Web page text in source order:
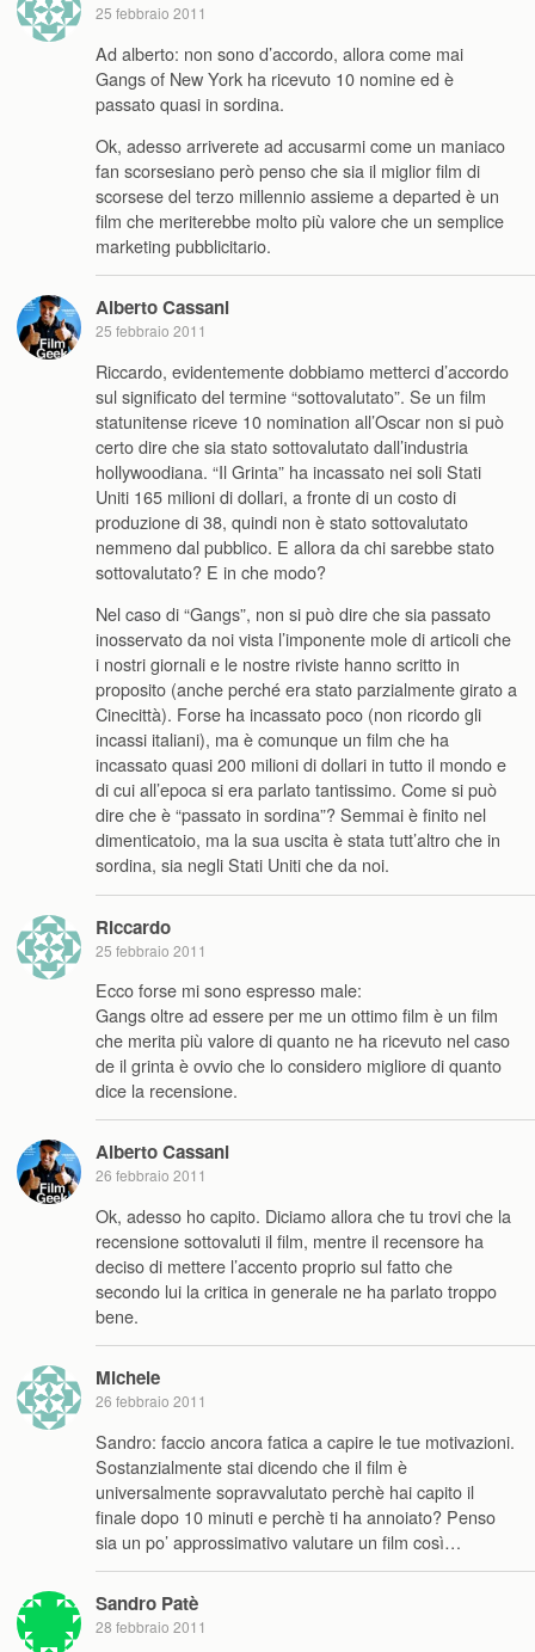
25 febbraio 2011
Ad alberto: non sono d’accordo, allora come mai
Gangs of New York ha ricevuto 10 nomine ed è
passato quasi in sordina.
Ok, adesso arriverete ad accusarmi come un maniaco
fan scorsesiano però penso che sia il miglior film di
scorsese del terzo millennio assieme a departed è un
film che meriterebbe molto più valore che un semplice
marketing pubblicitario.
Alberto Cassani
25 febbraio 2011
Riccardo, evidentemente dobbiamo metterci d’accordo
sul significato del termine “sottovalutato”. Se un film
statunitense riceve 10 nomination all’Oscar non si può
certo dire che sia stato sottovalutato dall’industria
hollywoodiana. “Il Grinta” ha incassato nei soli Stati
Uniti 165 milioni di dollari, a fronte di un costo di
produzione di 38, quindi non è stato sottovalutato
nemmeno dal pubblico. E allora da chi sarebbe stato
sottovalutato? E in che modo?
Nel caso di “Gangs”, non si può dire che sia passato
inosservato da noi vista l’imponente mole di articoli che
i nostri giornali e le nostre riviste hanno scritto in
proposito (anche perché era stato parzialmente girato a
Cinecittà). Forse ha incassato poco (non ricordo gli
incassi italiani), ma è comunque un film che ha
incassato quasi 200 milioni di dollari in tutto il mondo e
di cui all’epoca si era parlato tantissimo. Come si può
dire che è “passato in sordina”? Semmai è finito nel
dimenticatoio, ma la sua uscita è stata tutt’altro che in
sordina, sia negli Stati Uniti che da noi.
Riccardo
25 febbraio 2011
Ecco forse mi sono espresso male:
Gangs oltre ad essere per me un ottimo film è un film
che merita più valore di quanto ne ha ricevuto nel caso
de il grinta è ovvio che lo considero migliore di quanto
dice la recensione.
Alberto Cassani
26 febbraio 2011
Ok, adesso ho capito. Diciamo allora che tu trovi che la
recensione sottovaluti il film, mentre il recensore ha
deciso di mettere l’accento proprio sul fatto che
secondo lui la critica in generale ne ha parlato troppo
bene.
Michele
26 febbraio 2011
Sandro: faccio ancora fatica a capire le tue motivazioni.
Sostanzialmente stai dicendo che il film è
universalmente sopravvalutato perchè hai capito il
finale dopo 10 minuti e perchè ti ha annoiato? Penso
sia un po’ approssimativo valutare un film così…
Sandro Patè
28 febbraio 2011